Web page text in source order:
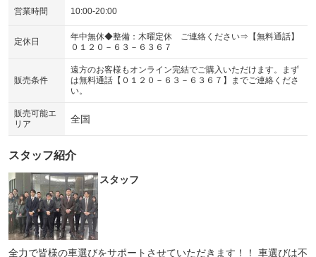
営業時間 10:00-20:00
定休日
年中無休◆整備：木曜定休 ご連絡ください⇒【無料通話】
０１２０－６３－６３６７
販売条件
遠方のお客様もオンライン完結でご購入いただけます。まず
は無料通話【０１２０－６３－６３６７】までご連絡くださ
い。
販売可能エ
リア
全国
スタッフ紹介
スタッフ
全力で皆様の車選びをサポートさせていただきます！！ 車選びは不